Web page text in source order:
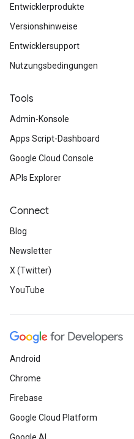
Entwicklerprodukte
Versionshinweise
Entwicklersupport
Nutzungsbedingungen
Tools
Admin-Konsole
Apps Script-Dashboard
Google Cloud Console
APIs Explorer
Connect
Blog
Newsletter
X (Twitter)
YouTube
Android
Chrome
Firebase
Google Cloud Platform